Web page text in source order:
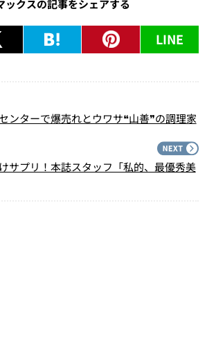
ックスの記事をシェアする
LINE
ンターで爆売れとウワサ❝山善❞の調理家
サプリ！本誌スタッフ「私的、最優秀美